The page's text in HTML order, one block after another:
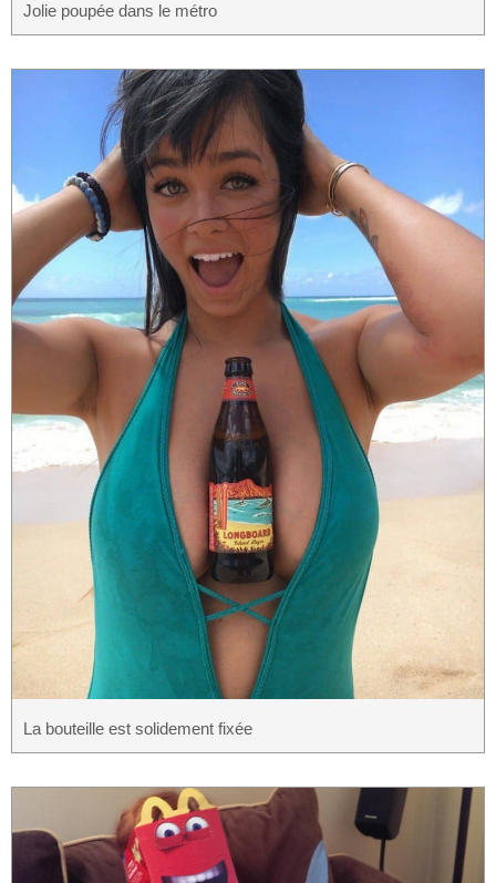
Jolie poupée dans le métro
La bouteille est solidement fixée